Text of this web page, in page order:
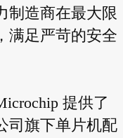
制造商在最大限
满足严苛的安全
提供了
司旗下单片机配